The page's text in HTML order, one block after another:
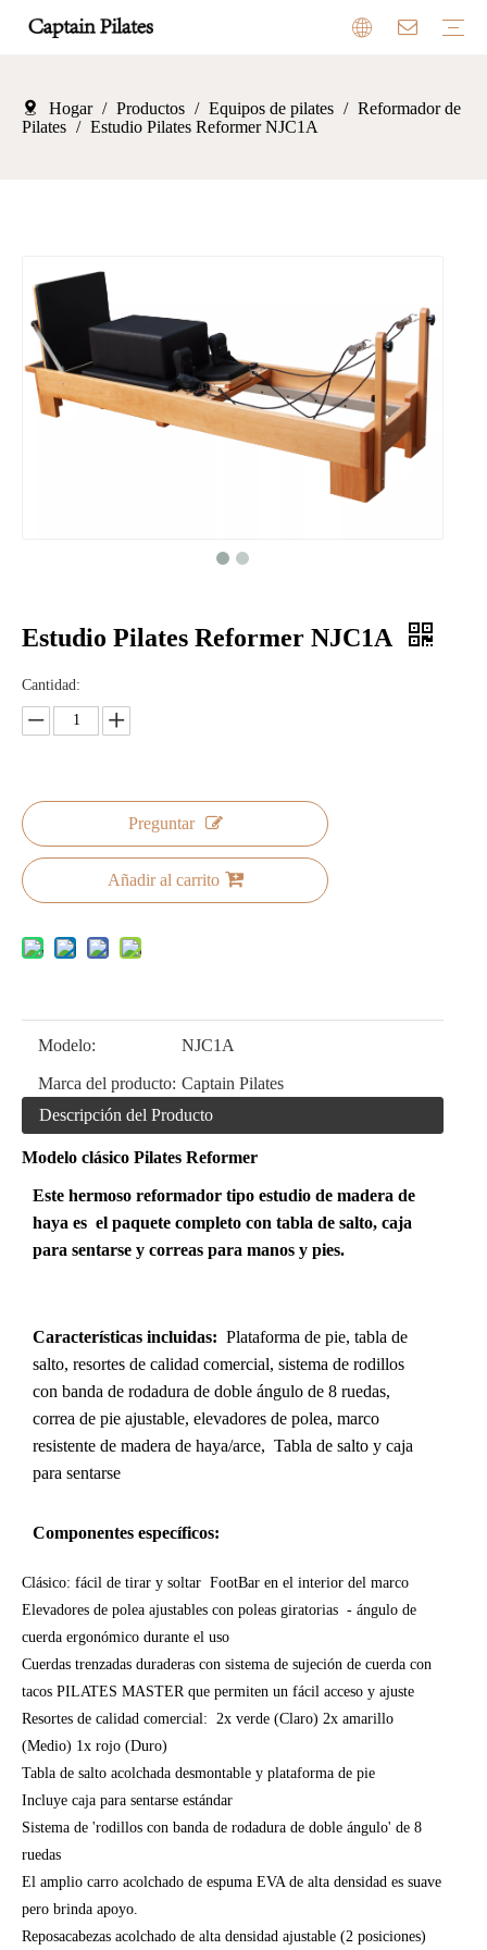
Hogar / Productos / Equipos de pilates / Reformador de
Pilates / Estudio Pilates Reformer NJC1A
Estudio Pilates Reformer NJC1A
Cantidad:
Preguntar
Añadir al carrito
Modelo: NJC1A
Marca del producto: Captain Pilates
Descripción del Producto
Modelo clásico Pilates Reformer
Este hermoso reformador tipo estudio de madera de
haya es el paquete completo con tabla de salto, caja
para sentarse y correas para manos y pies.
Características incluidas: Plataforma de pie, tabla de
salto, resortes de calidad comercial, sistema de rodillos
con banda de rodadura de doble ángulo de 8 ruedas,
correa de pie ajustable, elevadores de polea, marco
resistente de madera de haya/arce, Tabla de salto y caja
para sentarse
Componentes específicos:
Clásico: fácil de tirar y soltar FootBar en el interior del marco
Elevadores de polea ajustables con poleas giratorias - ángulo de
cuerda ergonómico durante el uso
Cuerdas trenzadas duraderas con sistema de sujeción de cuerda con
tacos PILATES MASTER que permiten un fácil acceso y ajuste
Resortes de calidad comercial: 2x verde (Claro) 2x amarillo
(Medio) 1x rojo (Duro)
Tabla de salto acolchada desmontable y plataforma de pie
Incluye caja para sentarse estándar
Sistema de 'rodillos con banda de rodadura de doble ángulo' de 8
ruedas
El amplio carro acolchado de espuma EVA de alta densidad es suave
pero brinda apoyo.
Reposacabezas acolchado de alta densidad ajustable (2 posiciones)